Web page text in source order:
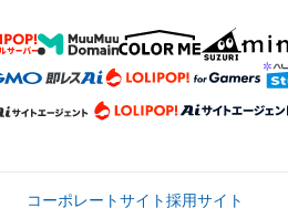
コーポレートサイト採用サイト